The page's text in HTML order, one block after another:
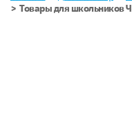
Товары для школьников